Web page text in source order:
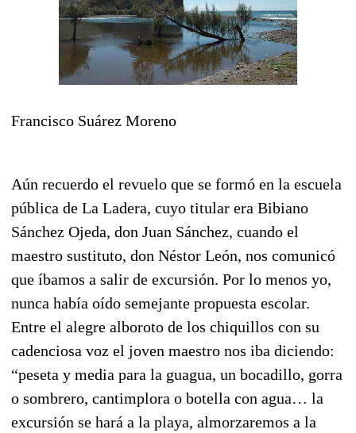
Francisco Suárez Moreno
Aún recuerdo el revuelo que se formó en la escuela
pública de La Ladera, cuyo titular era Bibiano
Sánchez Ojeda, don Juan Sánchez, cuando el
maestro sustituto, don Néstor León, nos comunicó
que íbamos a salir de excursión. Por lo menos yo,
nunca había oído semejante propuesta escolar.
Entre el alegre alboroto de los chiquillos con su
cadenciosa voz el joven maestro nos iba diciendo:
“peseta y media para la guagua, un bocadillo, gorra
o sombrero, cantimplora o botella con agua… la
excursión se hará a la playa, almorzaremos a la